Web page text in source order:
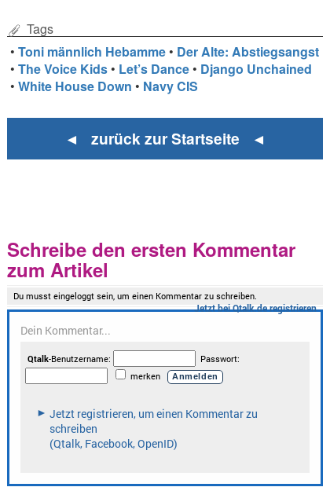
Tags
•Toni männlich Hebamme • Der Alte: Abstiegsangst
•The Voice Kids • Let’s Dance • Django Unchained
•White House Down • Navy CIS
◄ zurück zur Startseite ◄
Schreibe den ersten Kommentar
zum Artikel